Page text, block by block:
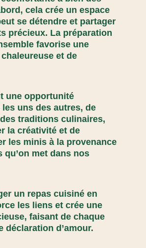
cela crée un espace
se détendre et partager
précieux. La préparation
favorise une
et de
une opportunité
les uns des autres, de
traditions culinaires,
la créativité et de
les minis à la provenance
qu’on met dans nos
un repas cuisiné en
les liens et crée une
faisant de chaque
déclaration d’amour.